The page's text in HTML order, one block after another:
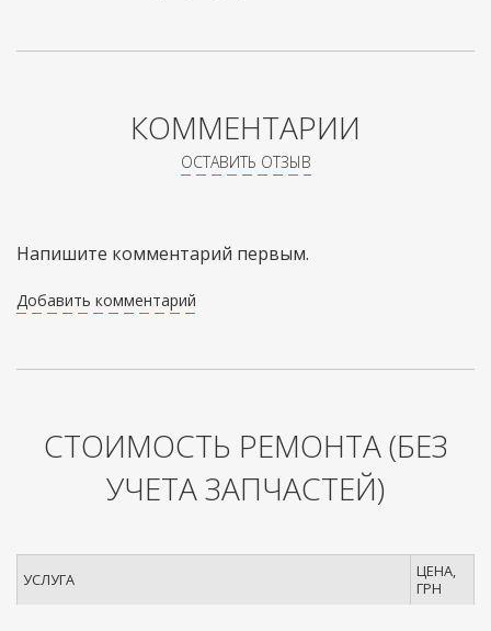
КОММЕНТАРИИ
ОСТАВИТЬ ОТЗЫВ
Напишите комментарий первым.
Добавить комментарий
СТОИМОСТЬ РЕМОНТА(БЕЗ
УЧЕТА ЗАПЧАСТЕЙ)
УСЛУГА
ЦЕНА,
ГРН